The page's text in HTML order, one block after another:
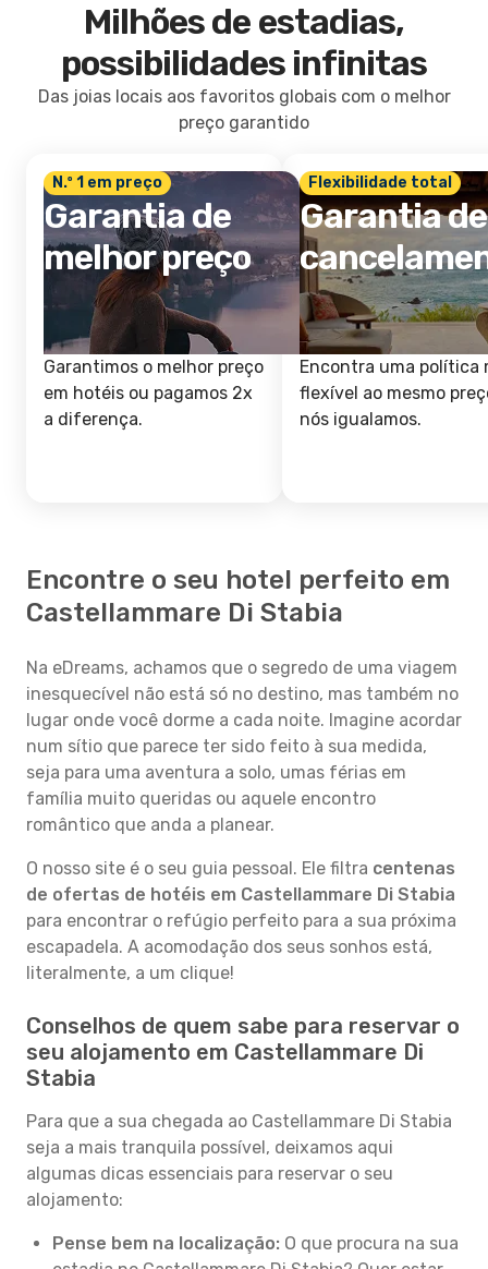
Milhões de estadias,
possibilidades infinitas
Das joias locais aos favoritos globais com o melhor
preço garantido
N.º 1 em preço
Garantia de
melhor preço
Garantimos o melhor preço
em hotéis ou pagamos 2x
a diferença.
Flexibilidade total
Garantia de
Encontra uma política
flexível ao mesmo
nós igualamos.
Encontre o seu hotel perfeito em
Castellammare Di Stabia
Na eDreams, achamos que o segredo de uma viagem
inesquecível não está só no destino, mas também no
lugar onde você dorme a cada noite. Imagine acordar
num sítio que parece ter sido feito à sua medida,
seja para uma aventura a solo, umas férias em
família muito queridas ou aquele encontro
romântico que anda a planear.
O nosso site é o seu guia pessoal. Ele filtra centenas
de ofertas de hotéis em Castellammare Di Stabia
para encontrar o refúgio perfeito para a sua próxima
escapadela. A acomodação dos seus sonhos está,
literalmente, a um clique!
Conselhos de quem sabe para reservar o
seu alojamento em Castellammare Di
Stabia
Para que a sua chegada ao Castellammare Di Stabia
seja a mais tranquila possível, deixamos aqui
algumas dicas essenciais para reservar o seu
alojamento:
Pense bem na localização: O que procura na sua